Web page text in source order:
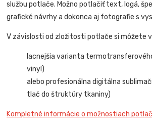
službu potlače. Možno potlačiť text, logá,
grafické návrhy a dokonca aj fotografie s
V závislosti od zložitosti potlače si môžete
lacnejšia varianta
vinyl)
alebo profesionálna digitálna
tlač do štruktúry tkaniny)
Kompletné informácie o možnostiach